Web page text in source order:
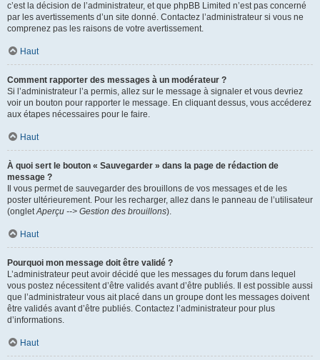
c’est la décision de l’administrateur, et que phpBB Limited n’est pas concerné
par les avertissements d’un site donné. Contactez l’administrateur si vous ne
comprenez pas les raisons de votre avertissement.
Haut
Comment rapporter des messages à un modérateur ?
Si l’administrateur l’a permis, allez sur le message à signaler et vous devriez
voir un bouton pour rapporter le message. En cliquant dessus, vous accéderez
aux étapes nécessaires pour le faire.
Haut
À quoi sert le bouton « Sauvegarder » dans la page de rédaction de
message ?
Il vous permet de sauvegarder des brouillons de vos messages et de les
poster ultérieurement. Pour les recharger, allez dans le panneau de l’utilisateur
(ongletAperçu --> Gestion des brouillons).
Haut
Pourquoi mon message doit être validé ?
L’administrateur peut avoir décidé que les messages du forum dans lequel
vous postez nécessitent d’être validés avant d’être publiés. Il est possible aussi
que l’administrateur vous ait placé dans un groupe dont les messages doivent
être validés avant d’être publiés. Contactez l’administrateur pour plus
d’informations.
Haut